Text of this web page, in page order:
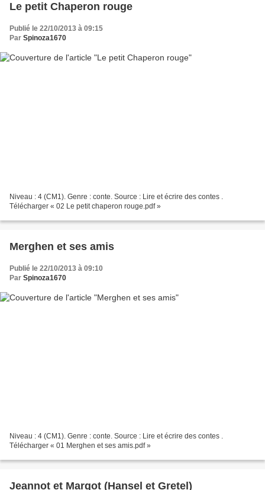
Le petit Chaperon rouge
Publié le 22/10/2013 à 09:15
Par Spinoza1670
Niveau : 4 (CM1). Genre : conte. Source : Lire et écrire des contes .
Télécharger « 02 Le petit chaperon rouge.pdf »
Merghen et ses amis
Publié le 22/10/2013 à 09:10
Par Spinoza1670
Niveau : 4 (CM1). Genre : conte. Source : Lire et écrire des contes .
Télécharger « 01 Merghen et ses amis.pdf »
Jeannot et Margot (Hansel et Gretel)